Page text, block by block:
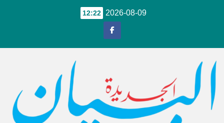
2026-08-09
12:22